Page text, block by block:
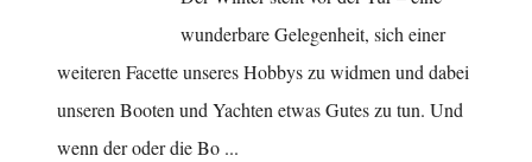
wunderbare Gelegenheit, sich einer
weiteren Facette unseres Hobbys zu widmen und dabei
unseren Booten und Yachten etwas Gutes zu tun. Und
wenn der oder die Bo ...